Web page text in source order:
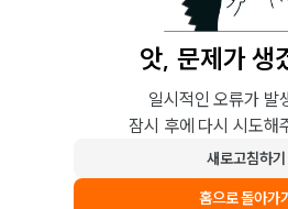
앗, 문제가 생
일시적인 오류가 발
잠시 후에 다시 시도해
새로고침하기
홈으로 돌아가